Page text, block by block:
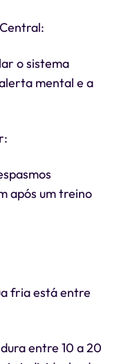
o sistema
mental e a
após um treino
fria está entre
entre 10 a 20